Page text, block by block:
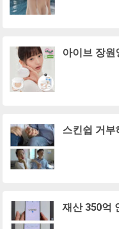
아이브 장원
스킨쉽 거부
재산 350억